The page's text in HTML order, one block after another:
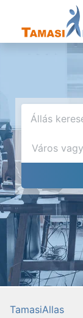
TamasiAllas